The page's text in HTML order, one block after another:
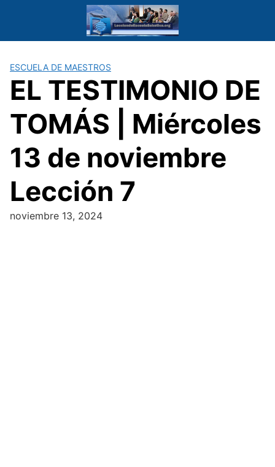
ESCUELA DE MAESTROS
EL TESTIMONIO DE
TOMÁS | Miércoles
13 de noviembre
Lección 7
noviembre 13, 2024